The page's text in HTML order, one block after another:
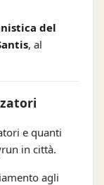
del
, al
e quanti
in città.
agli